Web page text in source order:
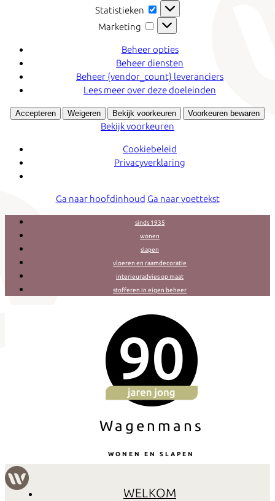
Statistieken
Statistieken
Marketing
Marketing
Beheer opties
Beheer diensten
Beheer {vendor_count} leveranciers
Lees meer over deze doeleinden
Accepteren Weigeren Bekijk voorkeuren Voorkeuren bewaren
Bekijk voorkeuren
Cookiebeleid
Privacyverklaring
Ga naar hoofdinhoud Ga naar voettekst
sinds 1935
wonen
slapen
vloeren en raamdecoratie
interieuradvies op maat
stofferen in eigen beheer
Wagenmans
WONEN EN SLAPEN
WELKOM